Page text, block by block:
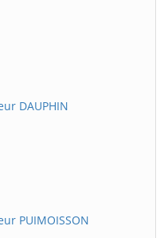
DAUPHIN
PUIMOISSON